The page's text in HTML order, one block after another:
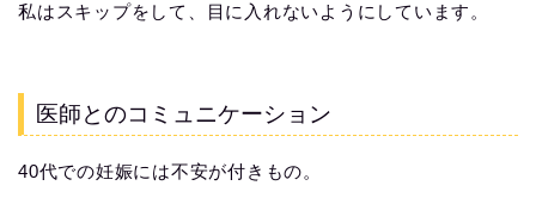
私はスキップをして、目に入れないようにしています。
医師とのコミュニケーション
40代での妊娠には不安が付きもの。